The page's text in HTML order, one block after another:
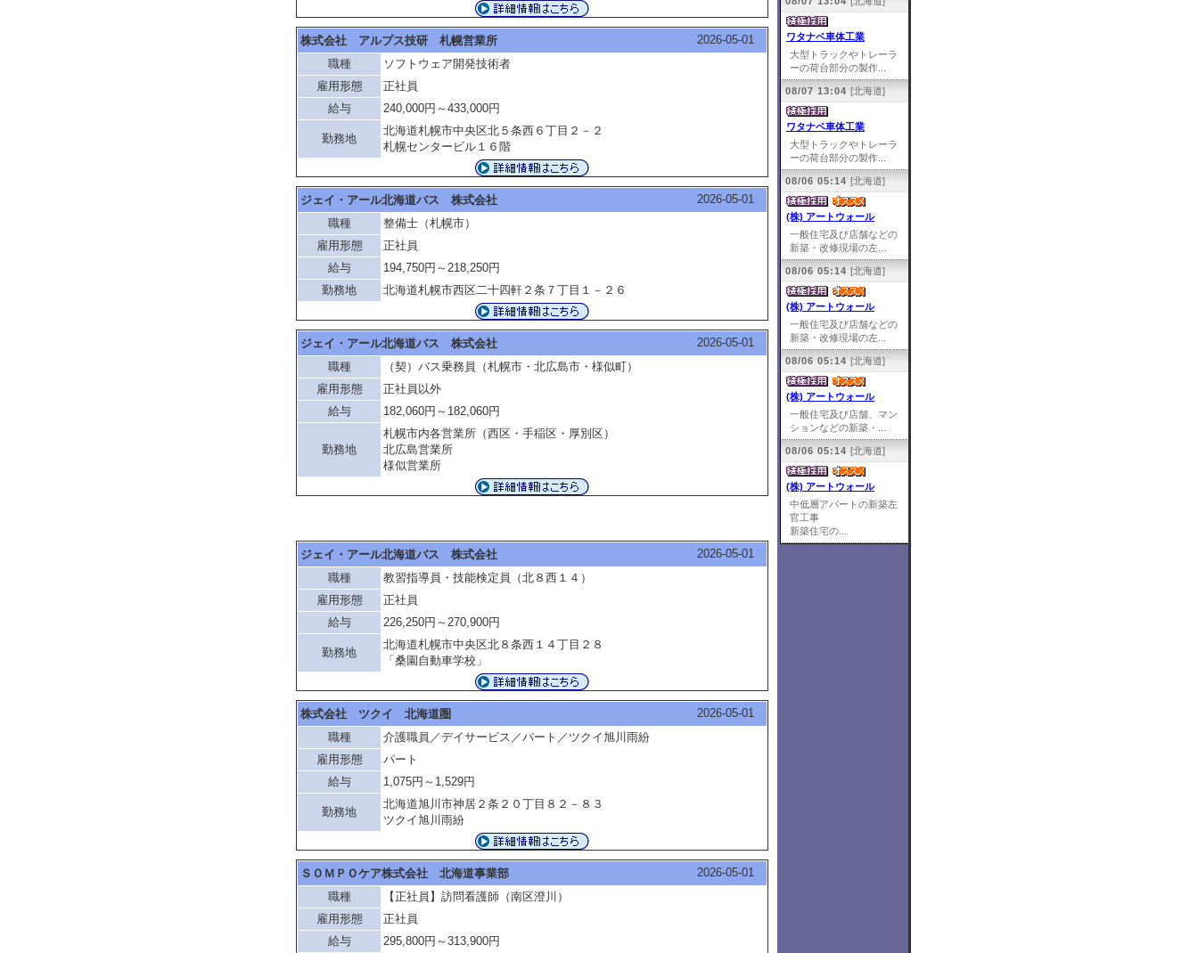
株式会社 アルプス技研 札幌営業所
2026-05-01
職種
ソフトウェア開発技術者
雇用形態
正社員
給与
240,000円～433,000円
勤務地
北海道札幌市中央区北５条西６丁目２－２
札幌センタービル１６階
ジェイ・アール北海道バス 株式会社
2026-05-01
職種
整備士（札幌市）
雇用形態
正社員
給与
194,750円～218,250円
勤務地
北海道札幌市西区二十四軒２条７丁目１－２６
ジェイ・アール北海道バス 株式会社
2026-05-01
職種
（契）バス乗務員（札幌市・北広島市・様似町）
雇用形態
正社員以外
給与
182,060円～182,060円
勤務地
札幌市内各営業所（西区・手稲区・厚別区）
北広島営業所
様似営業所
ジェイ・アール北海道バス 株式会社
2026-05-01
職種
教習指導員・技能検定員（北８西１４）
雇用形態
正社員
給与
226,250円～270,900円
勤務地
北海道札幌市中央区北８条西１４丁目２８
「桑園自動車学校」
株式会社 ツクイ 北海道圏
2026-05-01
職種
介護職員／デイサービス／パート／ツクイ旭川雨紛
雇用形態
パート
給与
1,075円～1,529円
勤務地
北海道旭川市神居２条２０丁目８２－８３
ツクイ旭川雨紛
ＳＯＭＰＯケア株式会社 北海道事業部
2026-05-01
職種
【正社員】訪問看護師（南区澄川）
雇用形態
正社員
給与
295,800円～313,900円
ワタナベ車体工業
大型トラックやトレーラ
ーの荷台部分の製作...
08/07 13:04 [北海道]
ワタナベ車体工業
大型トラックやトレーラ
ーの荷台部分の製作...
08/06 05:14 [北海道]
(株) アートウォール
一般住宅及び店舗などの
新築・改修現場の左...
08/06 05:14 [北海道]
(株) アートウォール
一般住宅及び店舗などの
新築・改修現場の左...
08/06 05:14 [北海道]
(株) アートウォール
一般住宅及び店舗、マン
ションなどの新築・...
08/06 05:14 [北海道]
(株) アートウォール
中低層アパートの新築左
官工事
新築住宅の...